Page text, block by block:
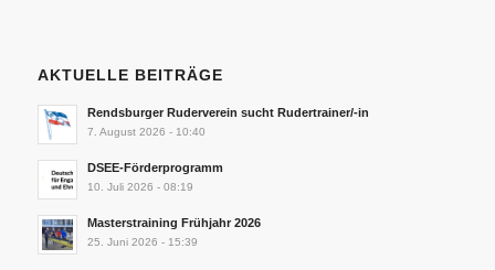
AKTUELLE BEITRÄGE
Rendsburger Ruderverein sucht Rudertrainer/-in
7. August 2026 - 10:40
DSEE-Förderprogramm
10. Juli 2026 - 08:19
Masterstraining Frühjahr 2026
25. Juni 2026 - 15:39